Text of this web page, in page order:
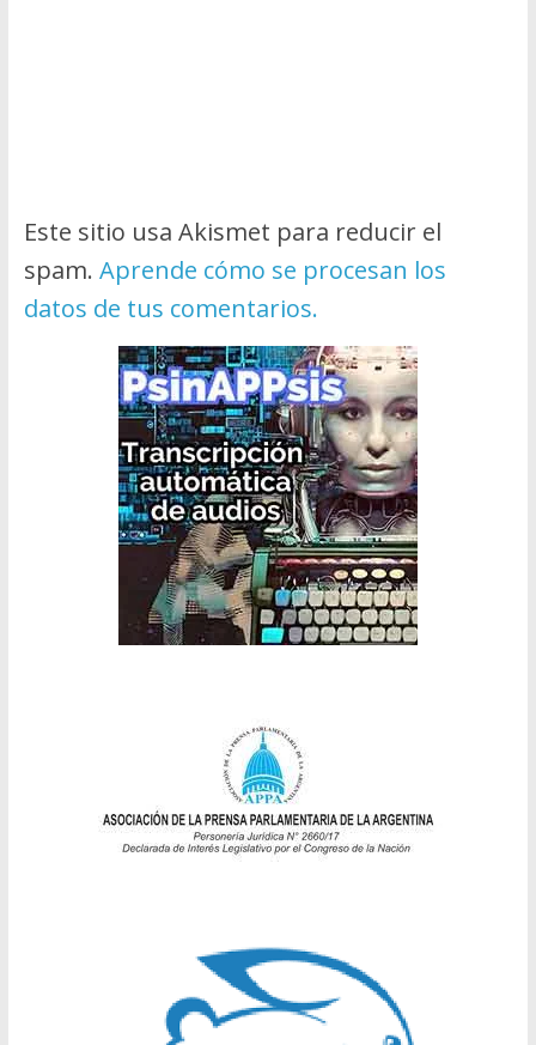
Este sitio usa Akismet para reducir el
spam. Aprende cómo se procesan los
datos de tus comentarios.